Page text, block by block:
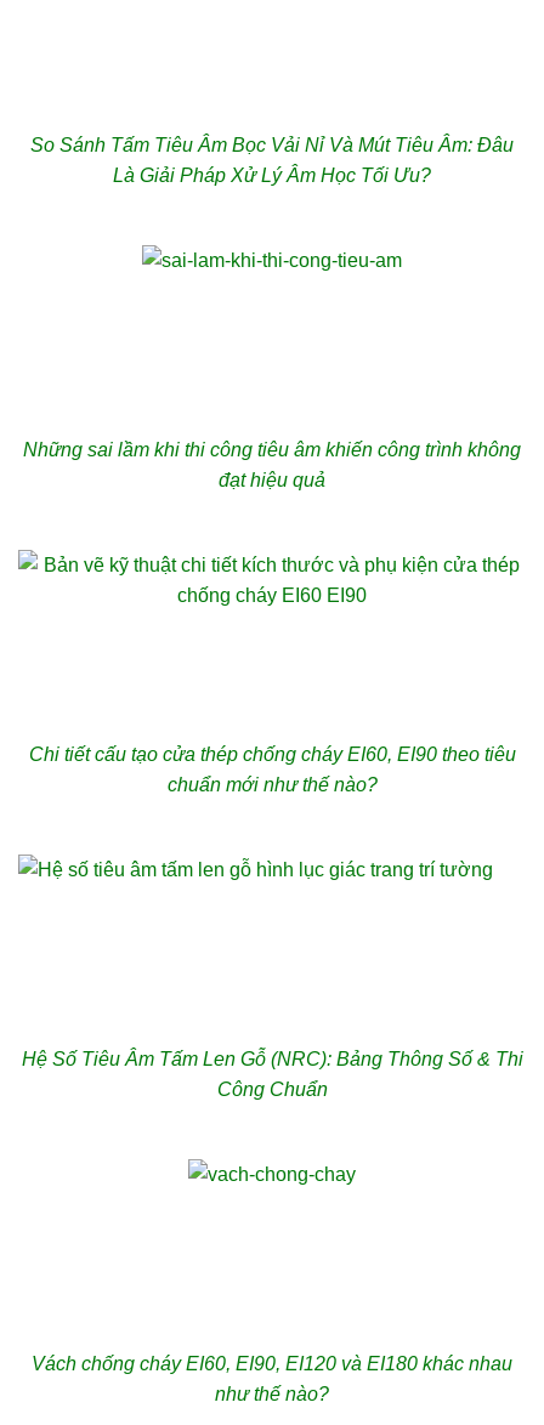
So Sánh Tấm Tiêu Âm Bọc Vải Nỉ Và Mút Tiêu Âm: Đâu
Là Giải Pháp Xử Lý Âm Học Tối Ưu?
Những sai lầm khi thi công tiêu âm khiến công trình không
đạt hiệu quả
Chi tiết cấu tạo cửa thép chống cháy EI60, EI90 theo tiêu
chuẩn mới như thế nào?
Hệ Số Tiêu Âm Tấm Len Gỗ (NRC): Bảng Thông Số & Thi
Công Chuẩn
Vách chống cháy EI60, EI90, EI120 và EI180 khác nhau
như thế nào?